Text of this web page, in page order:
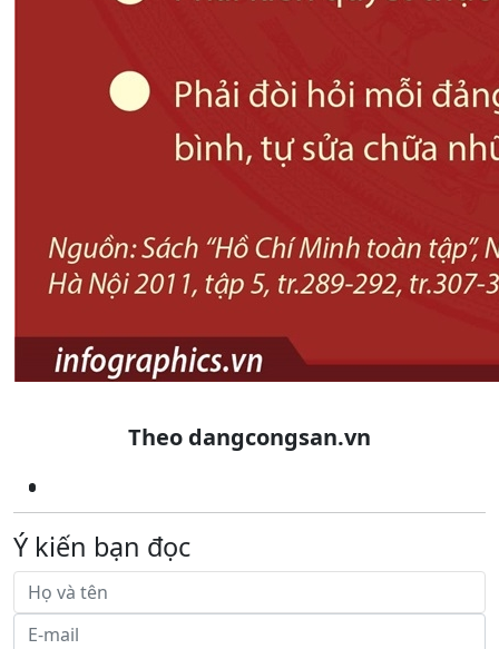
Theo dangcongsan.vn
Ý kiến bạn đọc